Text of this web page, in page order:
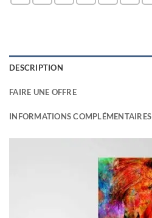
DESCRIPTION
FAIRE UNE OFFRE
INFORMATIONS COMPLÉMENTAIRES